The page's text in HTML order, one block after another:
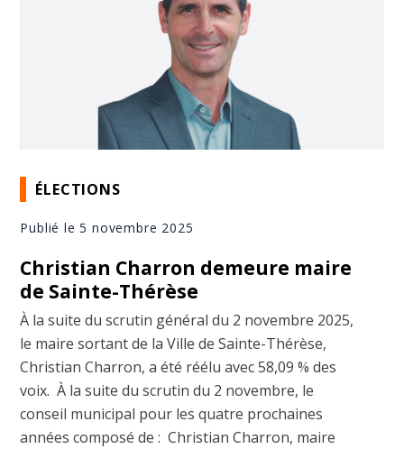
ÉLECTIONS
Publié le 5 novembre 2025
Christian Charron demeure maire
de Sainte-Thérèse
À la suite du scrutin général du 2 novembre 2025,
le maire sortant de la Ville de Sainte-Thérèse,
Christian Charron, a été réélu avec 58,09 % des
voix. À la suite du scrutin du 2 novembre, le
conseil municipal pour les quatre prochaines
années composé de : Christian Charron, maire